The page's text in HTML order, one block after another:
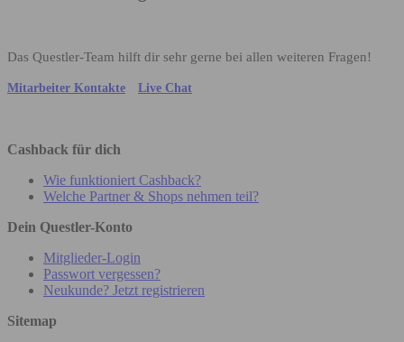
Das Questler-Team hilft dir sehr gerne bei allen weiteren Fragen!
Mitarbeiter Kontakte Live Chat
Cashback für dich
Wie funktioniert Cashback?
Welche Partner & Shops nehmen teil?
Dein Questler-Konto
Mitglieder-Login
Passwort vergessen?
Neukunde? Jetzt registrieren
Sitemap